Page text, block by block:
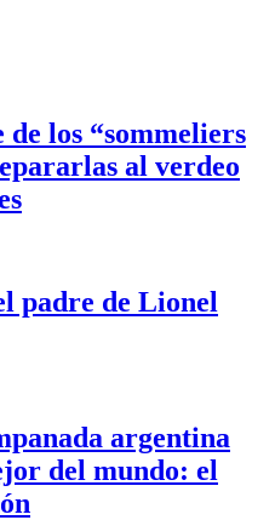
los “sommeliers
al verdeo
padre de Lionel
argentina
del mundo: el